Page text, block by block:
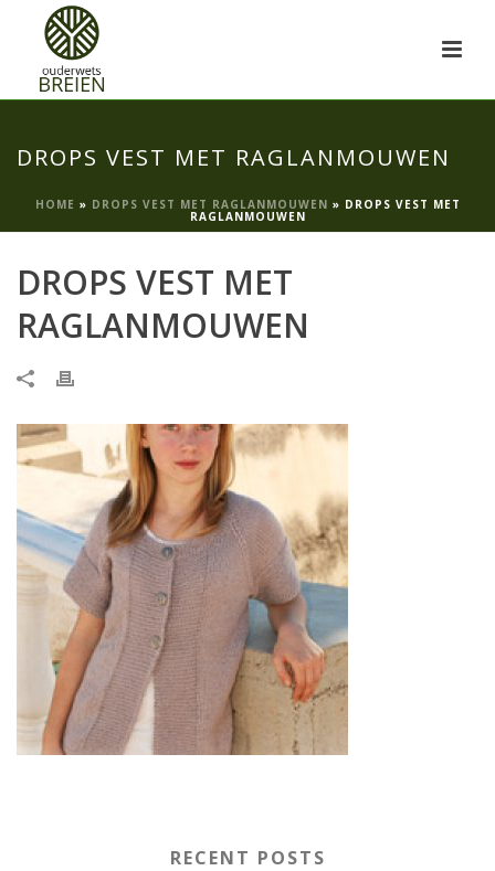
DROPS VEST MET RAGLANMOUWEN
HOME » DROPS VEST MET RAGLANMOUWEN » DROPS VEST MET
RAGLANMOUWEN
DROPS VEST MET
RAGLANMOUWEN
RECENT POSTS